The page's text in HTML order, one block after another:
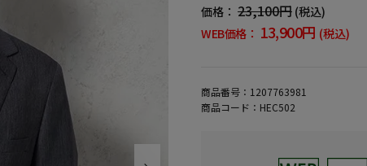
価格： 23,100円 (税込)
WEB価格： 13,900円 (税込)
商品番号： 1207763981
商品コード： HEC502